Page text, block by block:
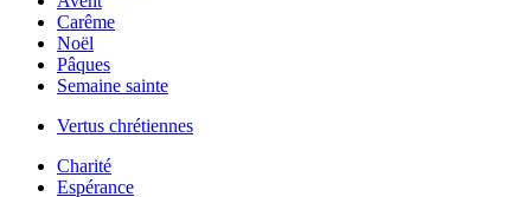
Carême
Noël
Pâques
Semaine sainte
Vertus chrétiennes
Charité
Espérance